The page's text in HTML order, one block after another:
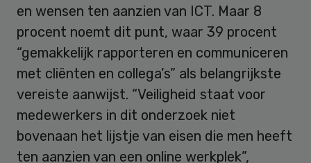
en wensen ten aanzien van ICT. Maar 8
procent noemt dit punt, waar 39 procent
“gemakkelijk rapporteren en communiceren
met cliënten en collega’s” als belangrijkste
vereiste aanwijst. “Veiligheid staat voor
medewerkers in dit onderzoek niet
bovenaan het lijstje van eisen die men heeft
ten aanzien van een online werkplek”,